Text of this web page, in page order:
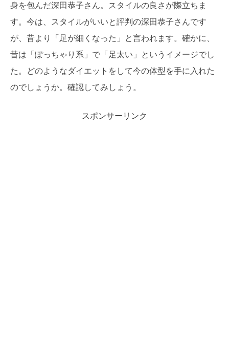
身を包んだ深田恭子さん。スタイルの良さが際立ちま
す。今は、スタイルがいいと評判の深田恭子さんです
が、昔より「足が細くなった」と言われます。確かに、
昔は「ぽっちゃり系」で「足太い」というイメージでし
た。どのようなダイエットをして今の体型を手に入れた
のでしょうか。確認してみしょう。
スポンサーリンク